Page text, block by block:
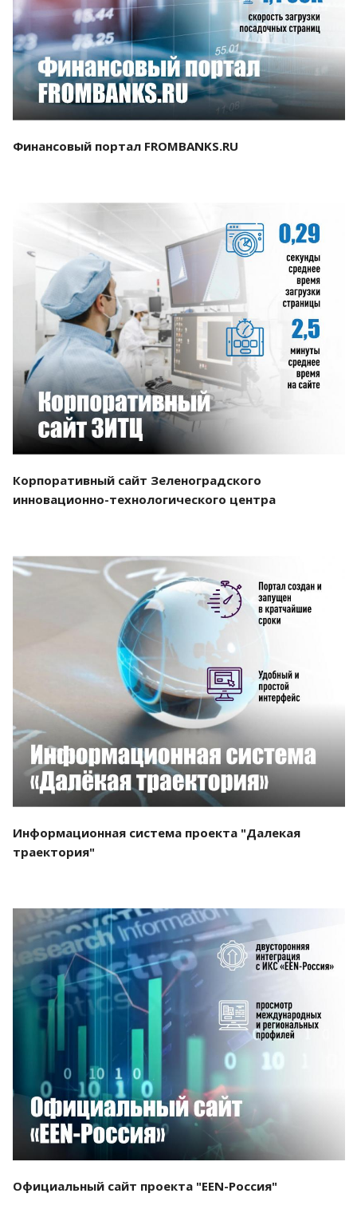
Смотреть проект
Финансовый портал FROMBANKS.RU
Смотреть проект
Корпоративный сайт Зеленоградского
инновационно-технологического центра
Смотреть проект
Информационная система проекта "Далекая
траектория"
Смотреть проект
Официальный сайт проекта "EEN-Россия"